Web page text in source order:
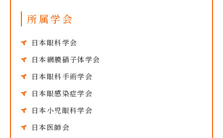
所属学会
日本眼科学会
日本網膜硝子体学会
日本眼科手術学会
日本眼感染症学会
日本小児眼科学会
日本医師会